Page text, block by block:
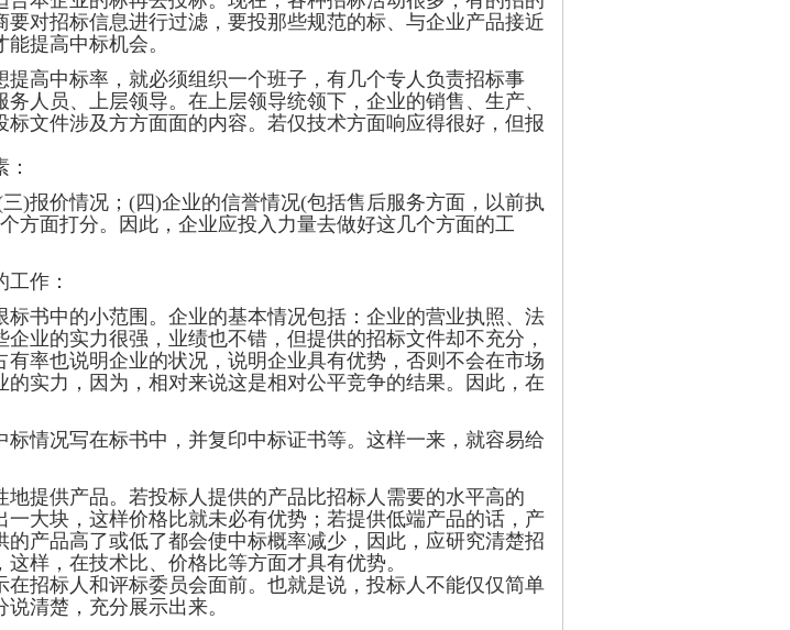
对招标信息进行过滤，要投那些规范的标、与企业产品接近
提高中标机会。
中标率，就必须组织一个班子，有几个专人负责招标事
人员、上层领导。在上层领导统领下，企业的销售、生产、
文件涉及方方面面的内容。若仅技术方面响应得很好，但报
价情况；(四)企业的信誉情况(包括售后服务方面，以前执
方面打分。因此，企业应投入力量去做好这几个方面的工
作：
中的小范围。企业的基本情况包括：企业的营业执照、法
业的实力很强，业绩也不错，但提供的招标文件却不充分，
率也说明企业的状况，说明企业具有优势，否则不会在市场
实力，因为，相对来说这是相对公平竞争的结果。因此，在
情况写在标书中，并复印中标证书等。这样一来，就容易给
供产品。若投标人提供的产品比招标人需要的水平高的
大块，这样价格比就未必有优势；若提供低端产品的话，产
产品高了或低了都会使中标概率减少，因此，应研究清楚招
样，在技术比、价格比等方面才具有优势。
标人和评标委员会面前。也就是说，投标人不能仅仅简单
清楚，充分展示出来。